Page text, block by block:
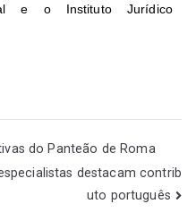
e o Instituto Jurídico
do Panteão de Roma
destacam contrib
uto português